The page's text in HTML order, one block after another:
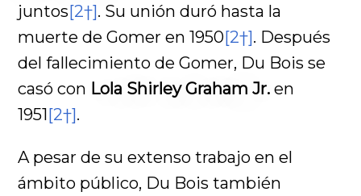
juntos[2†]. Su unión duró hasta la
muerte de Gomer en 1950[2†]. Después
del fallecimiento de Gomer, Du Bois se
casó con Lola Shirley Graham Jr. en
1951[2†].
A pesar de su extenso trabajo en el
ámbito público, Du Bois también